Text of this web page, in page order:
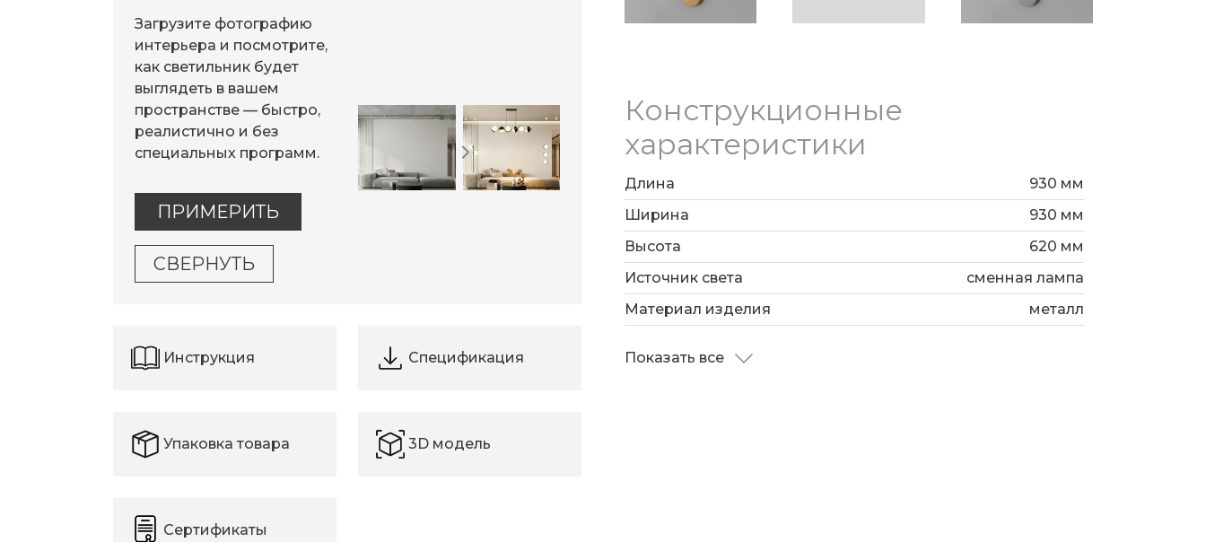
Загрузите фотографию
интерьера и посмотрите,
как светильник будет
выглядеть в вашем
пространстве — быстро,
реалистично и без
специальных программ.
ПРИМЕРИТЬ
СВЕРНУТЬ
Инструкция Спецификация
Упаковка товара 3D модель
Сертификаты
В качестве источника света используются сменные
Конструкционные
характеристики
Длина
930 мм
Ширина
930 мм
Высота
620 мм
Источник света
сменная лампа
Материал изделия
металл
Показать все